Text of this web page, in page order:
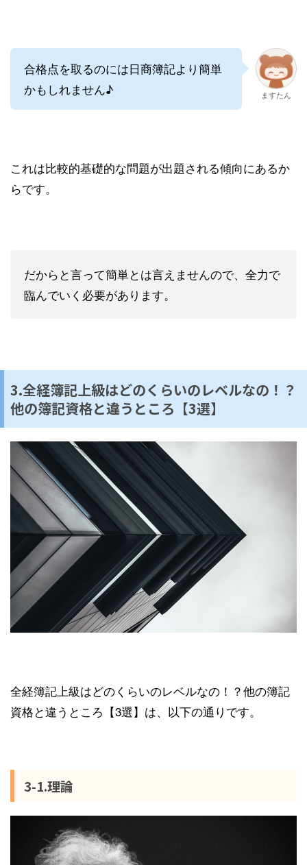
合格点を取るのには日商簿記より簡単
かもしれません♪
ますたん
これは比較的基礎的な問題が出題される傾向にあるか
らです。
だからと言って簡単とは言えませんので、全力で
臨んでいく必要があります。
3.全経簿記上級はどのくらいのレベルなの！？
他の簿記資格と違うところ【3選】
全経簿記上級はどのくらいのレベルなの！？他の簿記
資格と違うところ【3選】は、以下の通りです。
3-1.理論